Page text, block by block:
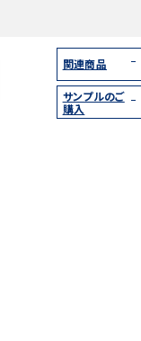
関連商品
サンプルのご
購入